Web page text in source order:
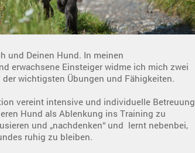
und Deinen Hund. In meinen
erwachsene Einsteiger widme ich mich zwei
wichtigsten Übungen und Fähigkeiten.
vereint intensive und individuelle Betreuung
Hund als Ablenkung ins Training zu
und „nachdenken“ und lernt nebenbei,
ruhig zu bleiben.